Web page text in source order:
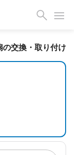
交換・取り付け